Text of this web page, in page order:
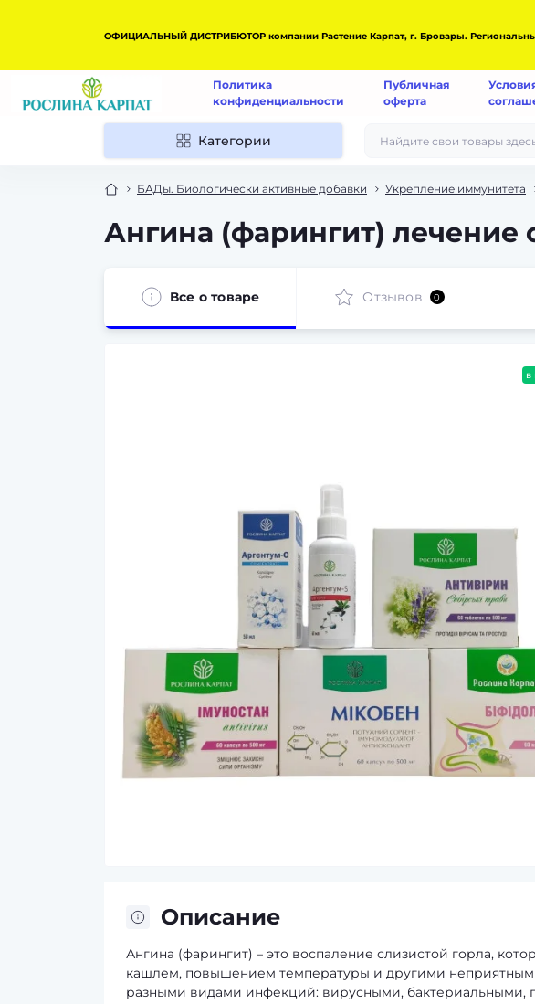
ОФИЦИАЛЬНЫЙ ДИСТРИБЮТОР компании Растение Карпат, г. Бровары. Региональный
Политика
конфиденциальности
Публичная
оферта
Категории
БАДы. Биологически активные добавки Укрепление иммунитета
Ангина (фарингит) лечение
Все о товаре Отзывов 0
в
Описание
Ангина (фарингит) – это воспаление слизистой горла,
кашлем, повышением температуры и другими
разными видами инфекций: вирусными, бактериальными,